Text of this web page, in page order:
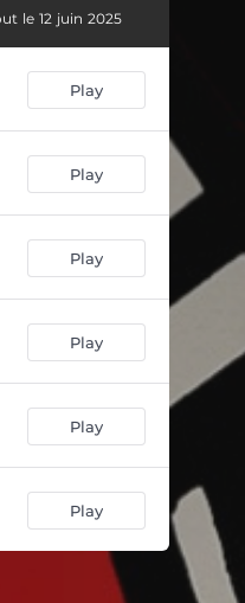
le 12 juin 2025
Play
Play
Play
Play
Play
Play